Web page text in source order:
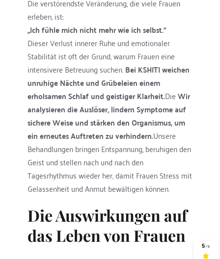
Die verstörendste Veränderung, die viele Frauen
erleben, ist:
„Ich fühle mich nicht mehr wie ich selbst.“
Dieser Verlust innerer Ruhe und emotionaler
Stabilität ist oft der Grund, warum Frauen eine
intensivere Betreuung suchen. Bei KSHITI weichen
unruhige Nächte und Grübeleien einem
erholsamen Schlaf und geistiger Klarheit.Die Wir
analysieren die Auslöser, lindern Symptome auf
sichere Weise und stärken den Organismus, um
ein erneutes Auftreten zu verhindern.Unsere
Behandlungen bringen Entspannung, beruhigen den
Geist und stellen nach und nach den
Tagesrhythmus wieder her, damit Frauen Stress mit
Gelassenheit und Anmut bewältigen können.
Die Auswirkungen auf
das Leben von Frauen